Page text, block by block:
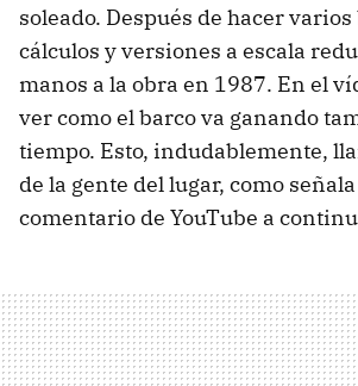
soleado. Después de hacer varios
cálculos y versiones a escala
manos a la obra en 1987. En el
ver como el barco va ganando
tiempo. Esto, indudablemente,
de la gente del lugar, como
comentario de YouTube a